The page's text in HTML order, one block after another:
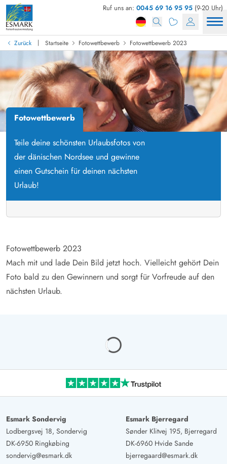
Ruf uns an: 0045 69 16 95 95 (9-20 Uhr)
Zurück | Startseite Fotowettbewerb Fotowettbewerb 2023
Fotowettbewerb
Teile deine schönsten Urlaubsfotos von
der dänischen Nordsee und gewinne
einen Gutschein für deinen nächsten
Urlaub!
Fotowettbewerb 2023
Mach mit und lade Dein Bild jetzt hoch. Vielleicht gehört Dein
Foto bald zu den Gewinnern und sorgt für Vorfreude auf den
nächsten Urlaub.
Esmark Sondervig
Lodbergsvej 18, Sondervig
DK-6950 Ringkøbing
sondervig@esmark.dk
Esmark Bjerregard
Sønder Klitvej 195, Bjerregard
DK-6960 Hvide Sande
bjerregaard@esmark.dk